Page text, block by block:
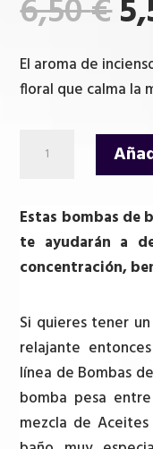
6,50€El
El aroma de
floral que calma la
Incienso
Y
Rosa
Estas bombas de
te ayudarán a
concentración,
Si quieres tener
relajante
línea de Bombas
bomba pesa
mezcla de